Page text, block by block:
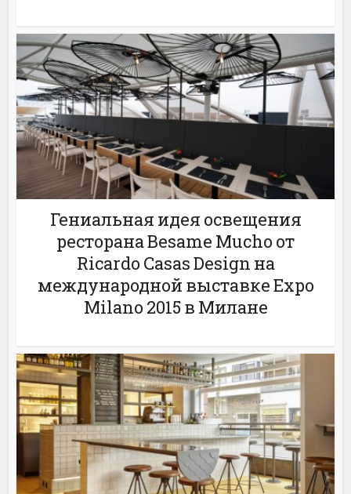
Гениальная идея освещения
ресторана Besame Mucho от
Ricardo Casas Design на
международной выставке Expo
Milano 2015 в Милане